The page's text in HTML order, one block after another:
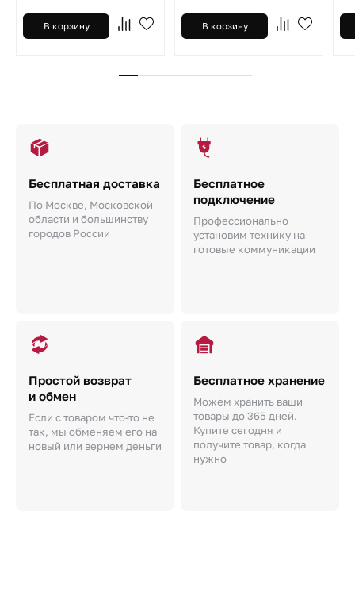
В корзину В корзину
Бесплатная доставка
По Москве, Московской
области и большинству
городов России
Бесплатное
подключение
Профессионально
установим технику на
готовые коммуникации
Простой возврат
и обмен
Если с товаром что-то не
так, мы обменяем его на
новый или вернем деньги
Бесплатное хранение
Можем хранить ваши
товары до 365 дней.
Купите сегодня и
получите товар, когда
нужно